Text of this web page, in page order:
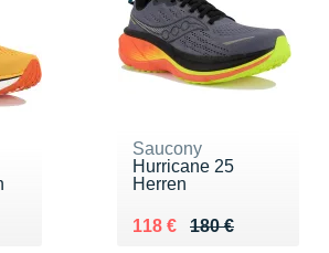
Saucony
Hurricane 25
Herren
180 €
Au lieu de 180 €
118 €
Vendu 118 €